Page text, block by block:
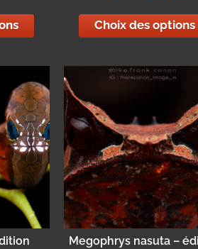
Choix des options
Megophrys nasuta –